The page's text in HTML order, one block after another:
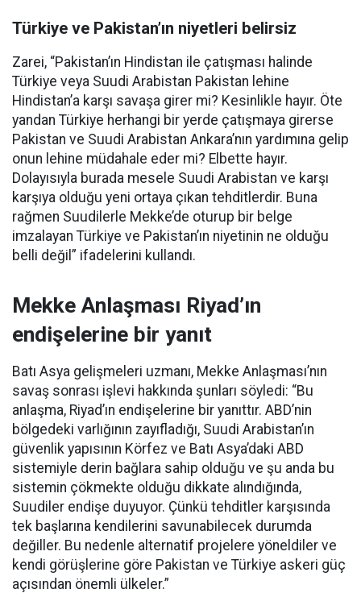
Türkiye ve Pakistan’ın niyetleri belirsiz
Zarei, “Pakistan’ın Hindistan ile çatışması halinde
Türkiye veya Suudi Arabistan Pakistan lehine
Hindistan’a karşı savaşa girer mi? Kesinlikle hayır. Öte
yandan Türkiye herhangi bir yerde çatışmaya girerse
Pakistan ve Suudi Arabistan Ankara’nın yardımına gelip
onun lehine müdahale eder mi? Elbette hayır.
Dolayısıyla burada mesele Suudi Arabistan ve karşı
karşıya olduğu yeni ortaya çıkan tehditlerdir. Buna
rağmen Suudilerle Mekke’de oturup bir belge
imzalayan Türkiye ve Pakistan’ın niyetinin ne olduğu
belli değil” ifadelerini kullandı.
Mekke Anlaşması Riyad’ın
endişelerine bir yanıt
Batı Asya gelişmeleri uzmanı, Mekke Anlaşması’nın
savaş sonrası işlevi hakkında şunları söyledi: “Bu
anlaşma, Riyad’ın endişelerine bir yanıttır. ABD’nin
bölgedeki varlığının zayıfladığı, Suudi Arabistan’ın
güvenlik yapısının Körfez ve Batı Asya’daki ABD
sistemiyle derin bağlara sahip olduğu ve şu anda bu
sistemin çökmekte olduğu dikkate alındığında,
Suudiler endişe duyuyor. Çünkü tehditler karşısında
tek başlarına kendilerini savunabilecek durumda
değiller. Bu nedenle alternatif projelere yöneldiler ve
kendi görüşlerine göre Pakistan ve Türkiye askeri güç
açısından önemli ülkeler.”